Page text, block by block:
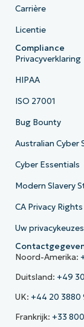
Carrière
Licentie
Compliance
Privacyverklaring
HIPAA
ISO 27001
Bug Bounty
Australian Cyber
Cyber Essentials
Modern Slavery
CA Privacy Rights
Uw privacykeuzes
Noord-Amerika:
Duitsland: +49
UK: +44 20 3880
Frankrijk: +33